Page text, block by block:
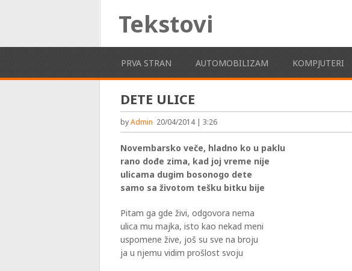
Tekstovi
PRVA STRAN AUTOMOBILIZAM KOMPJUTERI
DETE ULICE
byAdmin 20/04/2014 | 3:26
Novembarsko veče, hladno ko u paklu
rano dođe zima, kad joj vreme nije
ulicama dugim bosonogo dete
samo sa životom tešku bitku bije
Pitam ga gde živi, odgovora nema
ulica mu majka, isto kao nekad meni
uspomene žive, još su sve na broju
ja u njemu vidim prošlost svoju